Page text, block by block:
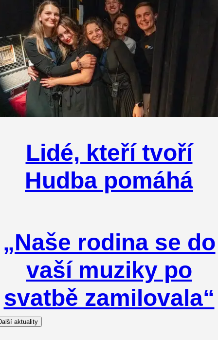
Lidé, kteří tvoří
Hudba pomáhá
„Naše rodina se do
vaší muziky po
svatbě zamilovala“
aktuality